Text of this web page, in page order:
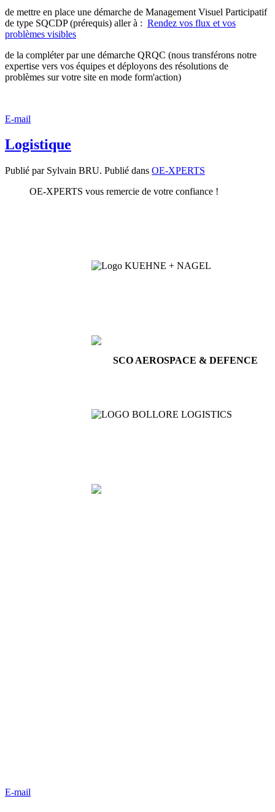
de mettre en place une démarche de Management Visuel Participatif
de type SQCDP (prérequis) aller à : Rendez vos flux et vos
problèmes visibles
de la compléter par une démarche QRQC (nous transférons notre
expertise vers vos équipes et déployons des résolutions de
problèmes sur votre site en mode form'action)
E-mail
Logistique
Publié par Sylvain BRU. Publié dans OE-XPERTS
OE-XPERTS vous remercie de votre confiance !
SCO AEROSPACE & DEFENCE
E-mail